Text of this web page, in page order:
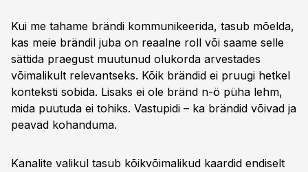
Kui me tahame brändi kommunikeerida, tasub mõelda,
kas meie brändil juba on reaalne roll või saame selle
sättida praegust muutunud olukorda arvestades
võimalikult relevantseks. Kõik brändid ei pruugi hetkel
konteksti sobida. Lisaks ei ole bränd n-ö püha lehm,
mida puutuda ei tohiks. Vastupidi – ka brändid võivad ja
peavad kohanduma.
Kanalite valikul tasub kõikvõimalikud kaardid endiselt